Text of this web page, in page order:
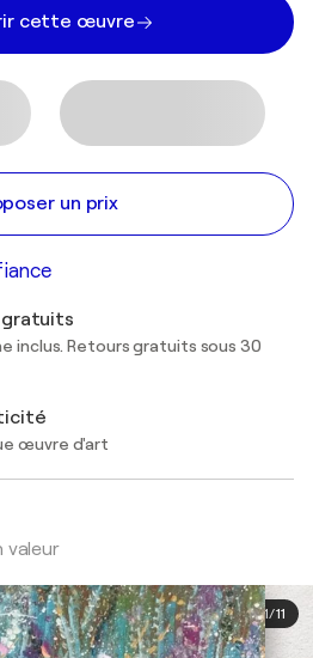
cette œuvre
un prix
inclus. Retours gratuits sous 30
œuvre d'art
valeur
1/11